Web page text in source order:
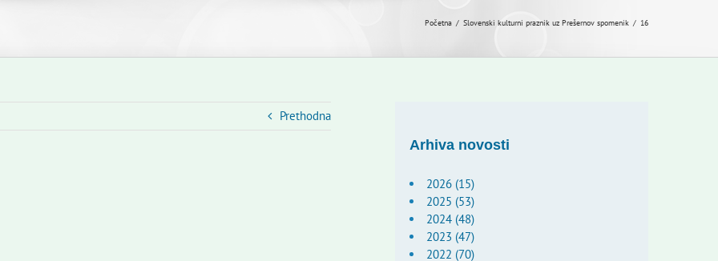
Početna Slovenski kulturni praznik uz Prešernov spomenik 16
Prethodna
Arhiva novosti
2026 (15)
2025 (53)
2024 (48)
2023 (47)
2022 (70)